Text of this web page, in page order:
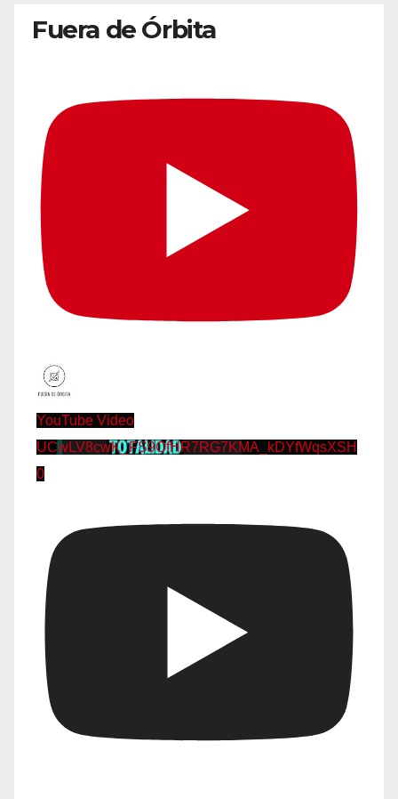
Fuera de Órbita
YouTube Video
UCwLV8cwK_FS9OfHR7RG7KMA_kDYfWqsXSH
0